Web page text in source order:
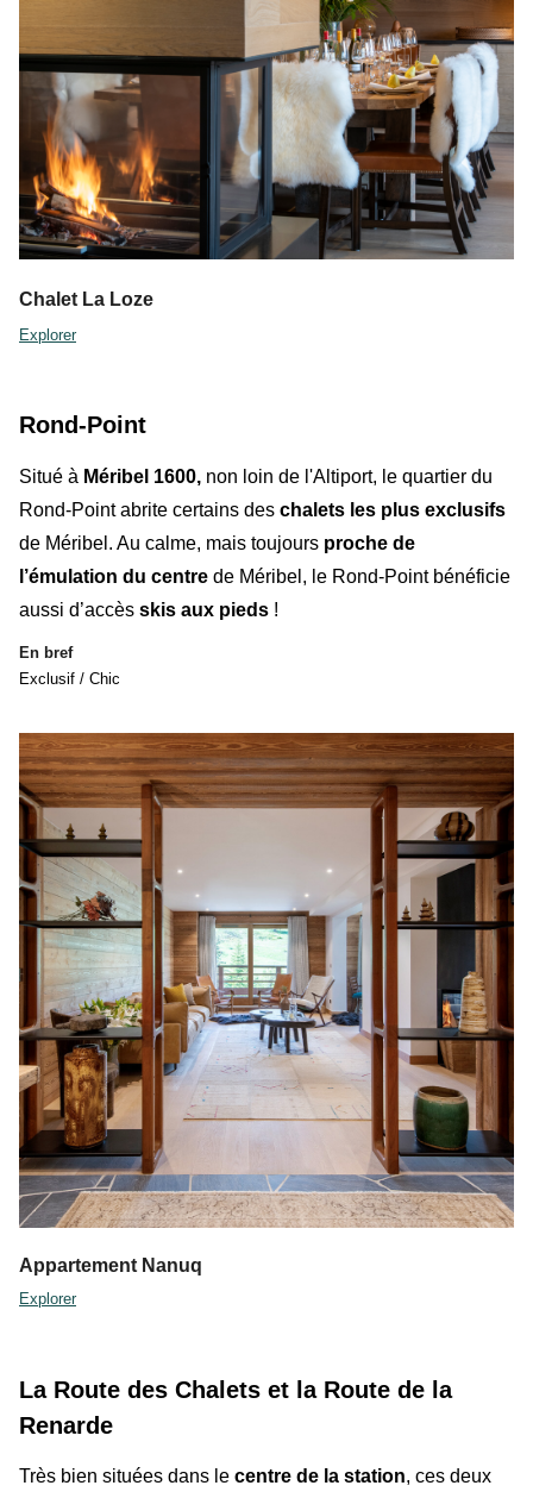
Chalet La Loze
Explorer
Rond-Point
Situé à Méribel 1600, non loin de l'Altiport, le quartier du
Rond-Pointabrite certains des chalets les plus exclusifs
de Méribel. Au calme, mais toujours proche de
l’émulation du centre de Méribel, le Rond-Point bénéficie
aussi d’accès skis aux pieds !
En bref
Exclusif / Chic
Appartement Nanuq
Explorer
La Route des Chalets et la Route de la
Renarde
Très bien situées dans le centre de la station, ces deux